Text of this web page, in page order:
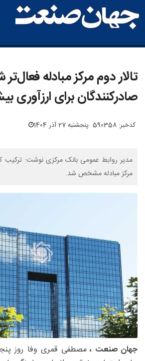
تالار دوم مرکز مبادله فعال‌تر
صادرکنندگان برای ارزآوری
کدخبر: 590358 پنجشنبه 27 آذر 1404
مدیر روابط عمومی بانک مرکزی نوشت: ترکیب
مرکز مبادله مشخص شد.
جهان صنعت ،مصطفی قمری وفا روز